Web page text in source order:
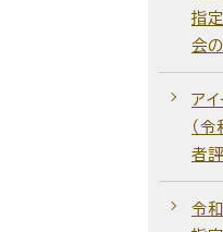
指
会
ア
（
者
令